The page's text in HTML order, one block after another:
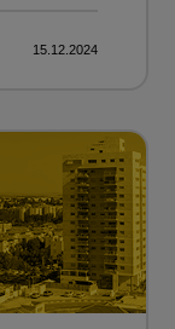
15.12.2024